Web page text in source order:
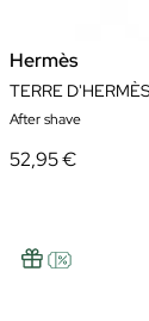
Hermès
TERRE
After shave
52,95 €